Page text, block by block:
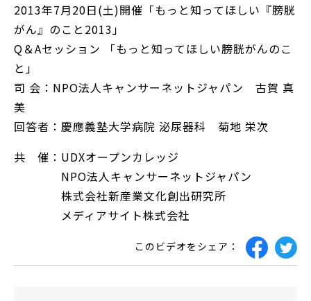
2013年7月20日(土)開催「もっと知ってほしい『膀胱
がん』のこと2013」
Q＆Aセッション 「もっと知ってほしい膀胱がんのこ
と」
司 会：NPO法人キャンサーネットジャパン 古賀 真
美
回答者：慶應義塾大学病院 泌尿器科 菊地 栄次
共 催：UDXオープンカレッジ
NPO法人キャンサーネットジャパン
株式会社新産業文化創出研究所
メディアサイト株式会社
このビデオをシェア：